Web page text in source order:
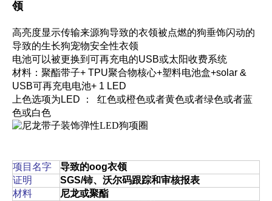
领
高亮度显示传输来源狗导致的衣领被点燃的狗垂饰闪动的
导致的生长狗宠物安全性衣领
电池可以被更换到可再充电的USB或太阳收费系统
材料：聚酯带子+ TPU聚合物核心+塑料电池盒+solar &
USB可再充电电池+ 1 LED
上色选项为LED ： 红色或橙色或者黄色或者绿色或者蓝
色或白色
项目名字
导致的oog衣领
证明
SGS/铈、沃尔码跟踪和审核报表
材料
尼龙或聚酯